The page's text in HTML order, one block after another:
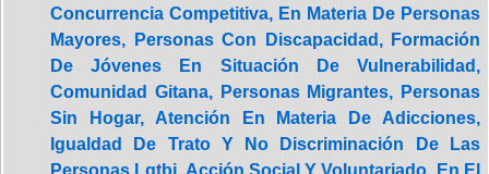
Concurrencia Competitiva, En Materia De Personas
Mayores, Personas Con Discapacidad, Formación
De Jóvenes En Situación De Vulnerabilidad,
Comunidad Gitana, Personas Migrantes, Personas
Sin Hogar, Atención En Materia De Adicciones,
Igualdad De Trato Y No Discriminación De Las
Personas Lgtbi, Acción Social Y Voluntariado, En El